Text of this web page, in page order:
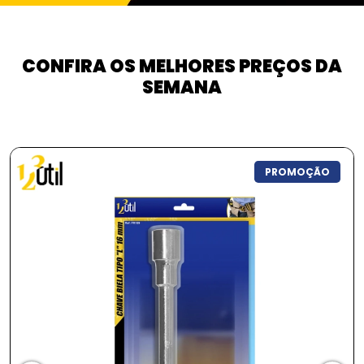
CONFIRA OS MELHORES PREÇOS DA
SEMANA
PROMOÇÃO